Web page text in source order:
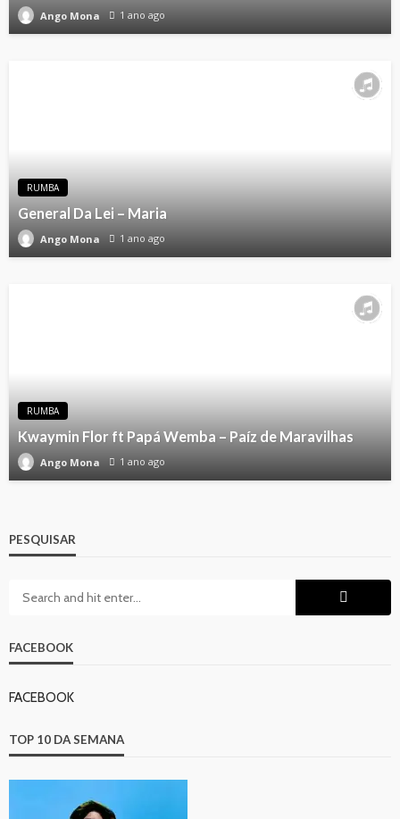
Ango Mona 1 ano ago
RUMBA
General Da Lei – Maria
Ango Mona 1 ano ago
RUMBA
Kwaymin Flor ft Papá Wemba – Paíz de Maravilhas
Ango Mona 1 ano ago
PESQUISAR
FACEBOOK
FACEBOOK
TOP 10 DA SEMANA